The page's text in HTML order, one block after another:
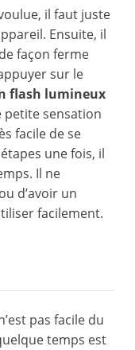
il faut juste
Ensuite, il
façon ferme
sur le
flash lumineux
petite sensation
facile de se
une fois, il
Il ne
d’avoir un
facilement.
pas facile du
temps est